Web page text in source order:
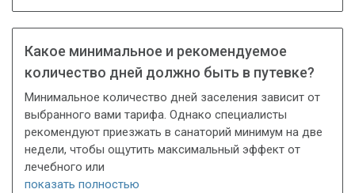
Какое минимальное и рекомендуемое
количество дней должно быть в путевке?
Минимальное количество дней заселения зависит от
выбранного вами тарифа. Однако специалисты
рекомендуют приезжать в санаторий минимум на две
недели, чтобы ощутить максимальный эффект от
лечебного или
показать полностью